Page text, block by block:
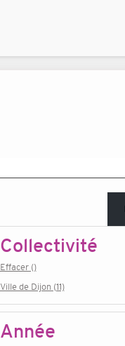
Collectivité
Effacer ()
Ville de Dijon (11)
Année